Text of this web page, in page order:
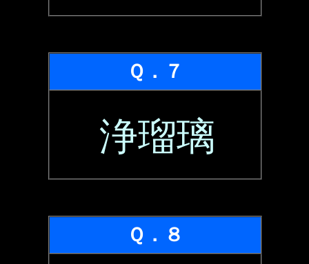
Ｑ．７
浄瑠璃
Ｑ．８